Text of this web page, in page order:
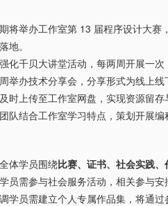
将举办工作室第 13 届程序设计大赛
地。
化千贝大讲堂活动，每两周开展一次
周举办技术分享会，分享形式为线上
时上传至工作室网盘，实现资源留存
队结合工作室学习特点，策划开展
体学员围绕比赛、证书、社会实践
学员需参与社会服务活动，相关参与
调学员需建立个人专属作品集，将通